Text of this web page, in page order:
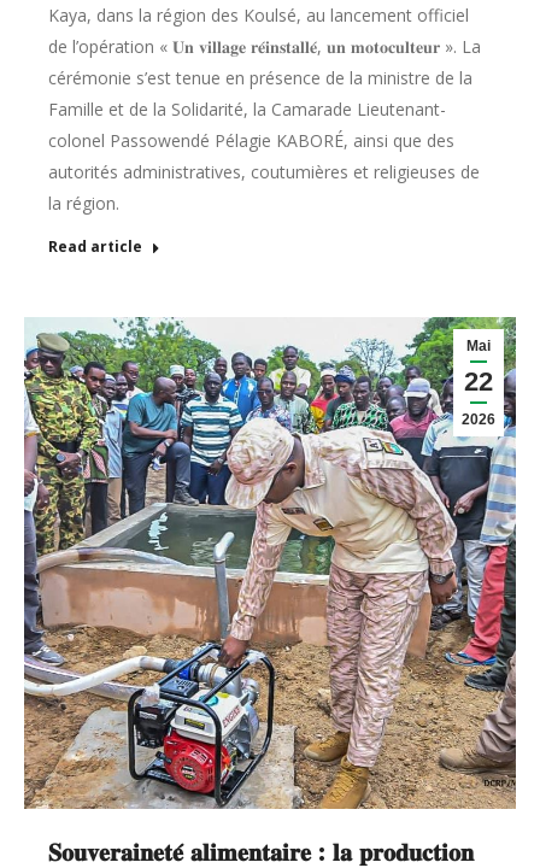
Kaya, dans la région des Koulsé, au lancement officiel
de l’opération « 𝐔𝐧 𝐯𝐢𝐥𝐥𝐚𝐠𝐞 𝐫𝐞́𝐢𝐧𝐬𝐭𝐚𝐥𝐥𝐞́, 𝐮𝐧 𝐦𝐨𝐭𝐨𝐜𝐮𝐥𝐭𝐞𝐮𝐫 ». La
cérémonie s’est tenue en présence de la ministre de la
Famille et de la Solidarité, la Camarade Lieutenant-
colonel Passowendé Pélagie KABORÉ, ainsi que des
autorités administratives, coutumières et religieuses de
la région.
Read article
Mai
22
2026
𝐒𝐨𝐮𝐯𝐞𝐫𝐚𝐢𝐧𝐞𝐭𝐞́ 𝐚𝐥𝐢𝐦𝐞𝐧𝐭𝐚𝐢𝐫𝐞 : 𝐥𝐚 𝐩𝐫𝐨𝐝𝐮𝐜𝐭𝐢𝐨𝐧